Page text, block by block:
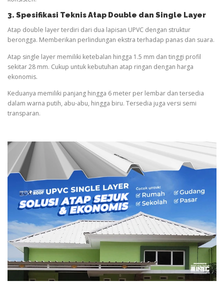
3. Spesifikasi Teknis Atap Double dan Single Layer
Atap double layer terdiri dari dua lapisan UPVC dengan struktur
berongga. Memberikan perlindungan ekstra terhadap panas dan suara.
Atap single layer memiliki ketebalan hingga 1.5 mm dan tinggi profil
sekitar 28 mm. Cukup untuk kebutuhan atap ringan dengan harga
ekonomis.
Keduanya memiliki panjang hingga 6 meter per lembar dan tersedia
dalam warna putih, abu-abu, hingga biru. Tersedia juga versi semi
transparan.